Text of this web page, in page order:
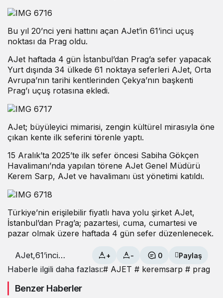
Bu yıl 20’nci yeni hattını açan AJet’in 61’inci uçuş
noktası da Prag oldu.
AJet haftada 4 gün İstanbul’dan Prag’a sefer yapacak
Yurt dışında 34 ülkede 61 noktaya seferleri AJet, Orta
Avrupa’nın tarihi kentlerinden Çekya’nın başkenti
Prag’ı uçuş rotasına ekledi.
AJet; büyüleyici mimarisi, zengin kültürel mirasıyla öne
çıkan kente ilk seferini törenle yaptı.
15 Aralık’ta 2025’te ilk sefer öncesi Sabiha Gökçen
Havalimanı’nda yapılan törene AJet Genel Müdürü
Kerem Sarp, AJet ve havalimanı üst yönetimi katıldı.
Türkiye’nin erişilebilir fiyatlı hava yolu şirket AJet,
İstanbul’dan Prag’a; pazartesi, cuma, cumartesi ve
pazar olmak üzere haftada 4 gün sefer düzenlenecek.
AJet,61’inci
uçuş noktası
Prag’a uçuşlara
başladı
+ - 0 Paylaş
Haberle ilgili daha fazlası:# AJET # keremsarp # prag
Benzer Haberler